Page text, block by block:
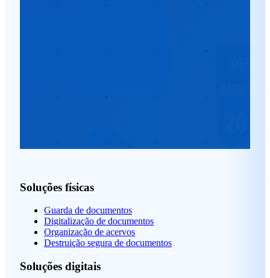
Soluções físicas
Guarda de documentos
Digitalização de documentos
Organização de acervos
Destruição segura de documentos
Soluções digitais